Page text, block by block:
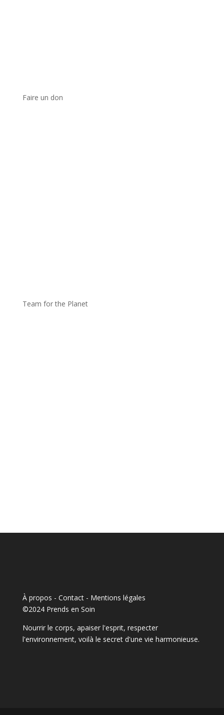
Faire un don
Team for the Planet
À propos - Contact- Mentions légales
©2024 Prends en Soin
Nourrir le corps, apaiser l'esprit, respecter
l'environnement, voilà le secret d'une vie harmonieuse.